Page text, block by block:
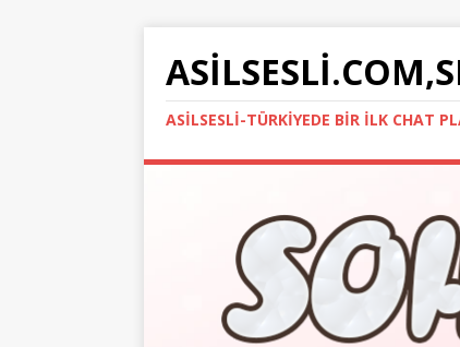
ASILSESLI-TÜRKIYEDE BIR İLK CHAT